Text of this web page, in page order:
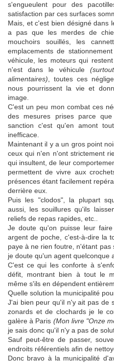
s'engueulent pour des
satisfaction par ces surfaces
Mais, et c'est bien désigné dans
a pas que les merdes de
mouchoirs souillés, les
emplacements de
véhicule, les moteurs qui
n'est dans le véhicule
alimentaires) , toutes ces
nous pourrissent la vie et
image.
C'est un peu mon combat ces
des mesures prises parce
sanction c'est qu'en amont
inefficace.
Maintenant il y a un gros point
ceux qui n'en n'ont strictement
qui insultent, de leur
permettent de vivre aux
présences étant facilement
derrière eux.
Puis les "clodos", la plupart
aussi, les souillures qu'ils
reliefs de repas rapides, etc..
Je doute qu'on puisse leur
argent de poche, c'est-à-dire la
paye à ne rien foutre, n'étant
je doute qu'un agent quelconque
C'est ce qui les conforte à
défit, montrant bien à tout le
même s'ils en dépendent
Quelle solution la municipalité
J'ai bien peur qu'il n'y ait pas de
zonards et de clochards je le
galère à Paris (Mon livre "Onze
je sais donc qu'il n'y a pas de
Sauf peut-être de passer,
endroits référentiels afin de
Donc bravo à la municipalité